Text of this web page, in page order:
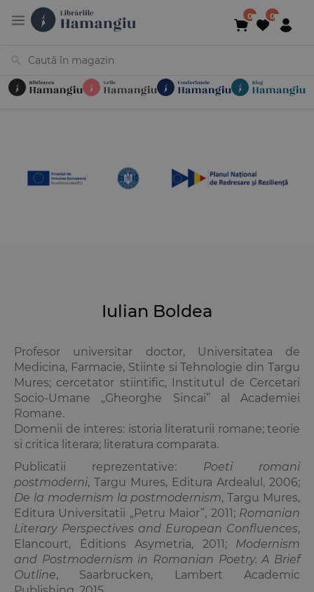
Iulian Boldea
Profesor universitar doctor, Universitatea de
Medicina, Farmacie, Stiinte si Tehnologie din Targu
Mures; cercetator stiintific, Institutul de Cercetari
Socio-Umane „Gheorghe Sincai” al Academiei
Romane.
Domenii de interes: istoria literaturii romane; teorie
si critica literara; literatura comparata.
Publicatii reprezentative: Poeti romani
postmoderni, Targu Mures, Editura Ardealul, 2006;
De la modernism la postmodernism, Targu Mures,
Editura Universitatii „Petru Maior”, 2011; Romanian
Literary Perspectives and European Confluences,
Elancourt, Éditions Asymetria, 2011; Modernism
and Postmodernism in Romanian Poetry. A Brief
Outline, Saarbrucken, Lambert Academic